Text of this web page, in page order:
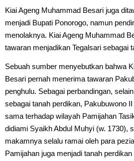
Kiai Ageng Muhammad Besari juga
menjadi Bupati Ponorogo, namun
menolaknya. Kiai Ageng Muhammad
tawaran menjadikan Tegalsari sebagai
Sebuah sumber menyebutkan bahwa
Besari pernah menerima tawaran
penghulu. Sebagai perbandingan,
sebagai tanah perdikan, Pakubuwono
sama terhadap wilayah Pamijahan
didiami Syaikh Abdul Muhyi (w. 1730),
makamnya selalu ramai oleh para
Pamijahan juga menjadi tanah perdikan